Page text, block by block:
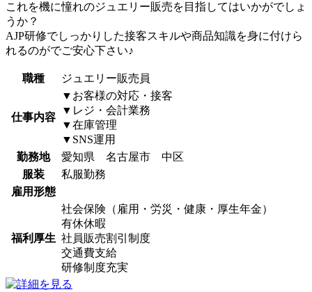
これを機に憧れのジュエリー販売を目指してはいかがでしょ
うか？
AJP研修でしっかりした接客スキルや商品知識を身に付けら
れるのがでご安心下さい♪
職種 ジュエリー販売員
仕事内容
▼お客様の対応・接客
▼レジ・会計業務
▼在庫管理
▼SNS運用
勤務地
愛知県 名古屋市 中区
服装
私服勤務
雇用形態
福利厚生
社会保険（雇用・労災・健康・厚生年金）
有休休暇
社員販売割引制度
交通費支給
研修制度充実